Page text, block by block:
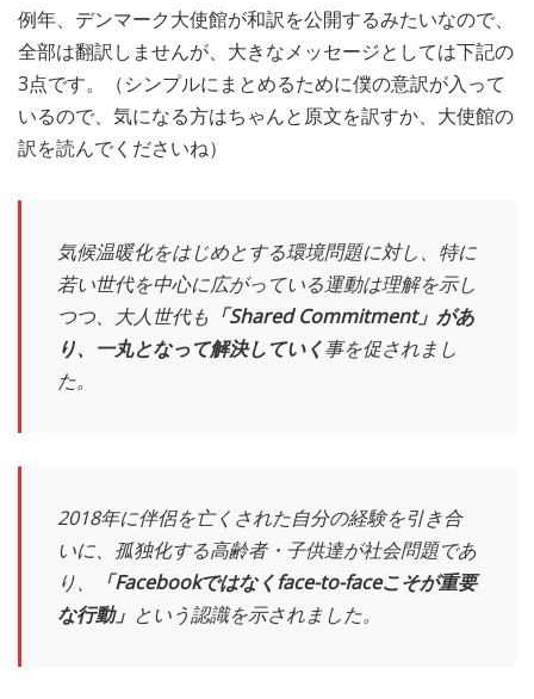
例年、デンマーク大使館が和訳を公開するみたいなので、
全部は翻訳しませんが、大きなメッセージとしては下記の
3点です。（シンプルにまとめるために僕の意訳が入って
いるので、気になる方はちゃんと原文を訳すか、大使館の
訳を読んでくださいね）
気候温暖化をはじめとする環境問題に対し、特に
若い世代を中心に広がっている運動は理解を示し
つつ、大人世代も 「Shared Commitment」があ
り、一丸となって解決していく事を促されまし
た。
2018年に伴侶を亡くされた自分の経験を引き合
いに、孤独化する高齢者・子供達が社会問題であ
り、
「Facebookではなくface-to-faceこそが重要
な行動」 という認識を示されました。